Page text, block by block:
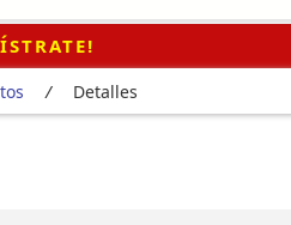
/ Detalles